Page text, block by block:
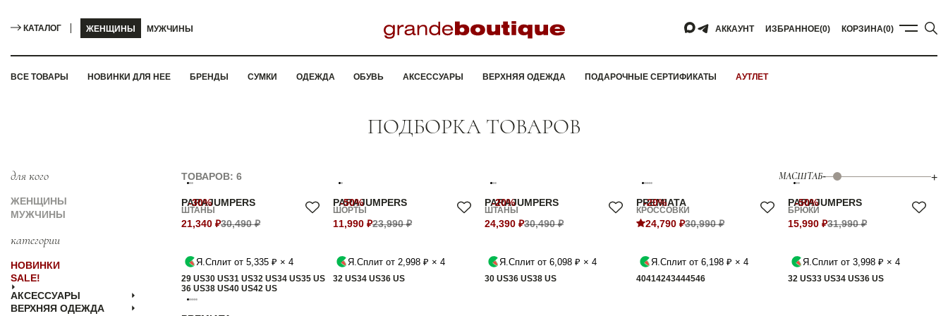
КАТАЛОГ ЖЕНЩИНЫ МУЖЧИНЫ АККАУНТ ИЗБРАННОЕ(0) КОРЗИНА(0)
ВСЕ ТОВАРЫ НОВИНКИ ДЛЯ НЕЕ БРЕНДЫ СУМКИ ОДЕЖДА ОБУВЬ АКСЕССУАРЫ ВЕРХНЯЯ ОДЕЖДА ПОДАРОЧНЫЕ СЕРТИФИКАТЫ АУТЛЕТ
ПОДБОРКА ТОВАРОВ
для кого
ЖЕНЩИНЫ
МУЖЧИНЫ
категории
НОВИНКИ
SALE!
АКСЕССУАРЫ
ВЕРХНЯЯ ОДЕЖДА
ТОВАРОВ: 6 МАСШТАБ- +
-30%
PARAJUMPERS
ШТАНЫ
21,340 ₽30,490 ₽
Я.Сплит от 5,335 ₽ × 4
29 US30 US31 US32 US34 US35 US
36 US38 US40 US42 US
-50%
PARAJUMPERS
ШОРТЫ
11,990 ₽23,990 ₽
Я.Сплит от 2,998 ₽ × 4
32 US34 US36 US
-20%
PARAJUMPERS
ШТАНЫ
24,390 ₽30,490 ₽
Я.Сплит от 6,098 ₽ × 4
30 US36 US38 US
-20%
PREMIATA
КРОССОВКИ
24,790 ₽30,990 ₽
Я.Сплит от 6,198 ₽ × 4
40414243444546
-50%
PARAJUMPERS
БРЮКИ
15,990 ₽31,990 ₽
Я.Сплит от 3,998 ₽ × 4
32 US33 US34 US36 US